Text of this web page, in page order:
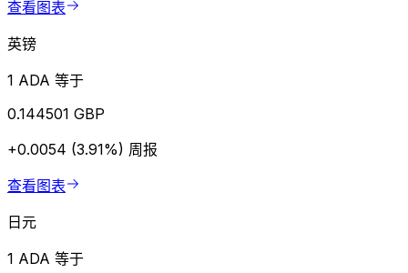
查看图表
英镑
1 ADA 等于
0.144501 GBP
+0.0054 (3.91%) 周报
查看图表
日元
1 ADA 等于